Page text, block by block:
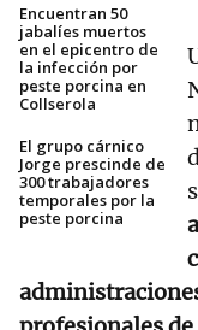
Encuentran 50
jabalíes muertos
en el epicentro de
la infección por
peste porcina en
Collserola
El grupo cárnico
Jorge prescinde de
300 trabajadores
temporales por la
peste porcina